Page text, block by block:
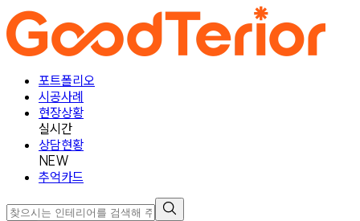
포트폴리오
시공사례
현장상황
실시간
상담현황
NEW
추억카드